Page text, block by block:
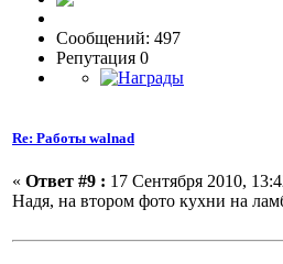
Сообщений: 497
Репутация 0
Re: Работы walnad
« Ответ #9 : 17 Сентября 2010,
Надя, на втором фото кухни на